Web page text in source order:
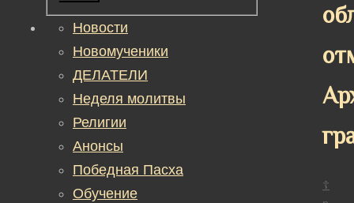
☦
Новости
Новомученики
ДЕЛАТЕЛИ
Неделя молитвы
Религии
Анонсы
Победная Пасха
Обучение